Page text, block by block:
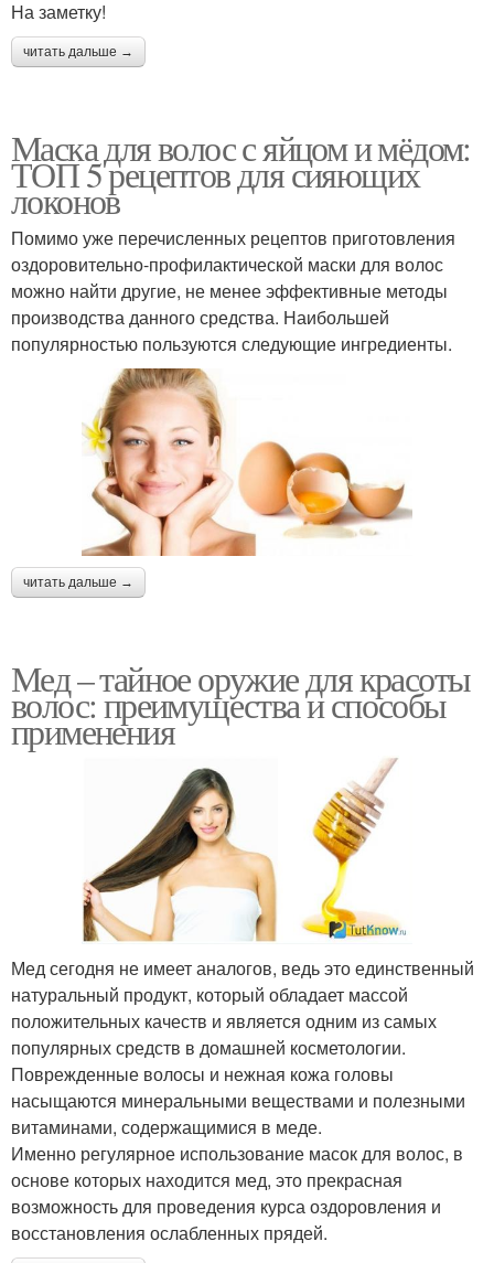
На заметку!
читать дальше →
Маска для волос с яйцом и мёдом:
ТОП 5 рецептов для сияющих
локонов
Помимо уже перечисленных рецептов приготовления
оздоровительно-профилактической маски для волос
можно найти другие, не менее эффективные методы
производства данного средства. Наибольшей
популярностью пользуются следующие ингредиенты.
читать дальше →
Мед – тайное оружие для красоты
волос: преимущества и способы
применения
Мед сегодня не имеет аналогов, ведь это единственный
натуральный продукт, который обладает массой
положительных качеств и является одним из самых
популярных средств в домашней косметологии.
Поврежденные волосы и нежная кожа головы
насыщаются минеральными веществами и полезными
витаминами, содержащимися в меде.
Именно регулярное использование масок для волос, в
основе которых находится мед, это прекрасная
возможность для проведения курса оздоровления и
восстановления ослабленных прядей.